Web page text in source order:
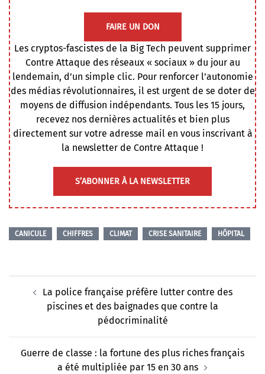
FAIRE UN DON
Les cryptos-fascistes de la Big Tech peuvent supprimer
Contre Attaque des réseaux « sociaux » du jour au
lendemain, d’un simple clic. Pour renforcer l’autonomie
des médias révolutionnaires, il est urgent de se doter de
moyens de diffusion indépendants. Tous les 15 jours,
recevez nos dernières actualités et bien plus
directement sur votre adresse mail en vous inscrivant à
la newsletter de Contre Attaque !
S’ABONNER À LA NEWSLETTER
CANICULE CHIFFRES CLIMAT CRISE SANITAIRE HÔPITAL
d’articleLa police française préfère lutter contre des
piscines et des baignades que contre la
pédocriminalité
Guerre de classe : la fortune des plus riches français
a été multipliée par 15 en 30 ans